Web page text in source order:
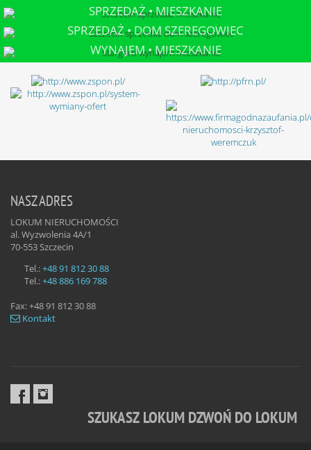
SZCZECIN
SPRZEDAŻ • MIESZKANIE
SZCZECIN
SPRZEDAŻ • DOM SZEREGOWIEC
SZCZECIN
WYNAJEM • MIESZKANIE
STARGARD
NASZ ADRES
LOKUM NIERUCHOMOŚCI
al. Wyzwolenia 4A/1
70-553Szczecin
Tel.:+48 91 812 30 88
Tel.:+48 886 169 788
Fax:+48 91 812 30 88
Kontakt
SZUKASZ LOKUM DZWOŃ DO LOKUM